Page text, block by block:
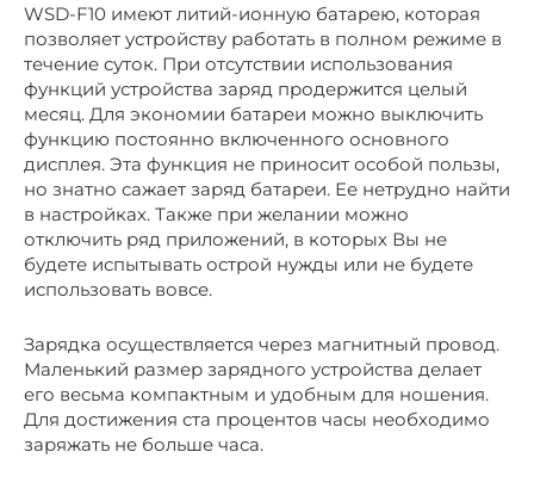
WSD-F10 имеют литий-ионную батарею, которая
позволяет устройству работать в полном режиме в
течение суток. При отсутствии использования
функций устройства заряд продержится целый
месяц. Для экономии батареи можно выключить
функцию постоянно включенного основного
дисплея. Эта функция не приносит особой пользы,
но знатно сажает заряд батареи. Ее нетрудно найти
в настройках. Также при желании можно
отключить ряд приложений, в которых Вы не
будете испытывать острой нужды или не будете
использовать вовсе.
Зарядка осуществляется через магнитный провод.
Маленький размер зарядного устройства делает
его весьма компактным и удобным для ношения.
Для достижения ста процентов часы необходимо
заряжать не больше часа.